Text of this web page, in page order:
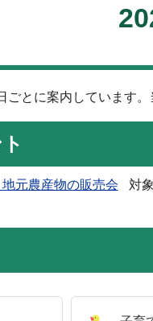
ごとに案内しています
元農産物の販売会 対